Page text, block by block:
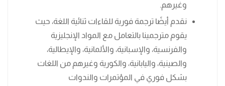
وغيرهم.
نقدم أيضًا ترجمة فورية للقاءات ثنائية اللغة، حيث
يقوم مترجمينا بالتعامل مع المواد الإنجليزية
والفرنسية، والإسبانية، والألمانية، والإيطالية،
والصينية، واليابانية، والكورية وغيرهم من اللغات
بشكل فوري في المؤتمرات والندوات